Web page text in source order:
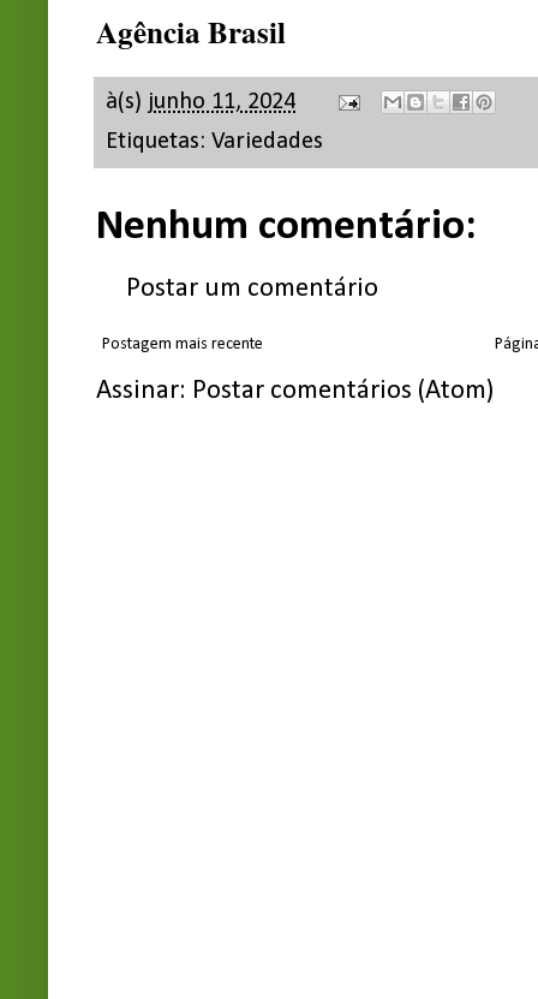
Agência Brasil
à(s) junho 11, 2024
Etiquetas: Variedades
Nenhum comentário:
Postar um comentário
Postagem mais recente
Assinar: Postar comentários (Atom)